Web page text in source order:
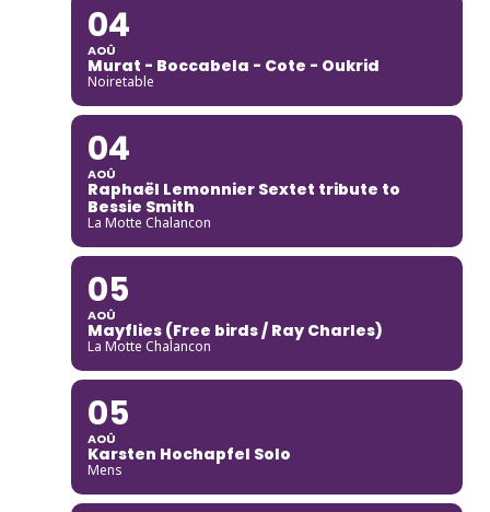
04
AOÛ
Murat - Boccabela - Cote - Oukrid
Noiretable
04
AOÛ
Raphaël Lemonnier Sextet tribute to
Bessie Smith
La Motte Chalancon
05
AOÛ
Mayflies (Free birds / Ray Charles)
La Motte Chalancon
05
AOÛ
Karsten Hochapfel Solo
Mens